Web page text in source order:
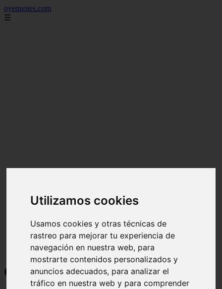
Utilizamos cookies
Usamos cookies y otras técnicas de
rastreo para mejorar tu experiencia de
navegación en nuestra web, para
mostrarte contenidos personalizados y
anuncios adecuados, para analizar el
tráfico en nuestra web y para comprender
oyequotes.com
☰
Curiosidades y Sabias que